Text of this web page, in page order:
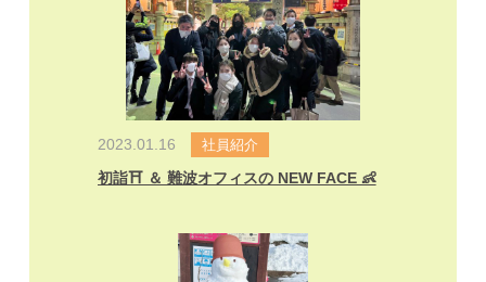
2023.01.16 社員紹介
初詣⛩ ＆ 難波オフィスの NEW FACE 👶